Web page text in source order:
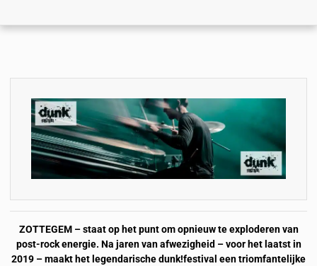
ZOTTEGEM – staat op het punt om opnieuw te exploderen van
post-rock energie. Na jaren van afwezigheid – voor het laatst in
2019 – maakt het legendarische dunk!festival een triomfantelijke